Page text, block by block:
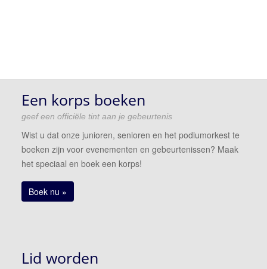
Een korps boeken
geef een officiële tint aan je gebeurtenis
Wist u dat onze junioren, senioren en het podiumorkest te
boeken zijn voor evenementen en gebeurtenissen? Maak
het speciaal en boek een korps!
Boek nu »
Lid worden